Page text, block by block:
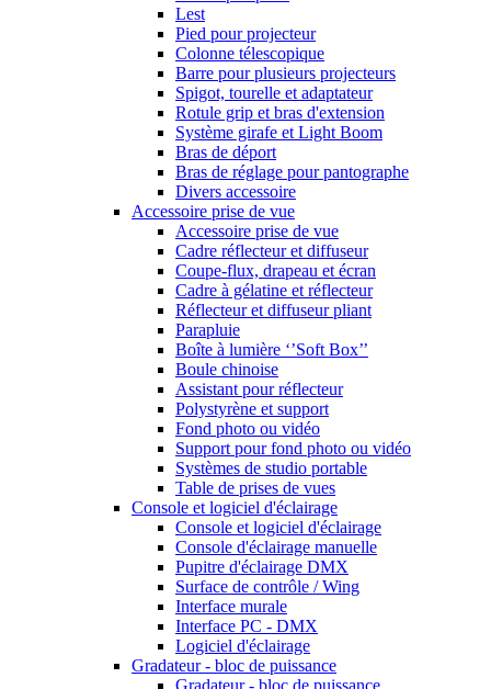
Lest
Pied pour projecteur
Colonne télescopique
Barre pour plusieurs projecteurs
Spigot, tourelle et adaptateur
Rotule grip et bras d'extension
Système girafe et Light Boom
Bras de déport
Bras de réglage pour pantographe
Divers accessoire
Accessoire prise de vue
Accessoire prise de vue
Cadre réflecteur et diffuseur
Coupe-flux, drapeau et écran
Cadre à gélatine et réflecteur
Réflecteur et diffuseur pliant
Parapluie
Boîte à lumière ‘’Soft Box’’
Boule chinoise
Assistant pour réflecteur
Polystyrène et support
Fond photo ou vidéo
Support pour fond photo ou vidéo
Systèmes de studio portable
Table de prises de vues
Console et logiciel d'éclairage
Console et logiciel d'éclairage
Console d'éclairage manuelle
Pupitre d'éclairage DMX
Surface de contrôle / Wing
Interface murale
Interface PC - DMX
Logiciel d'éclairage
Gradateur - bloc de puissance
Gradateur - bloc de puissance